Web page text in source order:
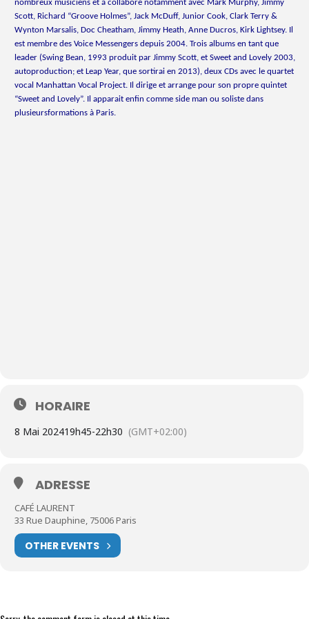
nombreux musiciens et a collaboré notamment avec Mark Murphy, Jimmy
Scott, Richard “Groove Holmes”, Jack McDuff, Junior Cook, Clark Terry &
Wynton Marsalis, Doc Cheatham, Jimmy Heath, Anne Ducros, Kirk Lightsey. Il
est membre des Voice Messengers depuis 2004. Trois albums en tant que
leader (Swing Bean, 1993 produit par Jimmy Scott, et Sweet and Lovely 2003,
autoproduction; et Leap Year, que sortirai en 2013), deux CDs avec le quartet
vocal Manhattan Vocal Project. Il dirige et arrange pour son propre quintet
“Sweet and Lovely”. Il apparait enfin comme side man ou soliste dans
plusieursformations à Paris.
HORAIRE
8 Mai 202419h45-22h30 (GMT+02:00)
ADRESSE
CAFÉ LAURENT
33 Rue Dauphine, 75006 Paris
OTHER EVENTS